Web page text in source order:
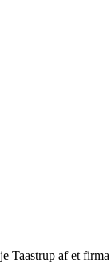
af et firma